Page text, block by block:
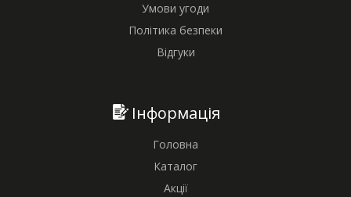
Умови угоди
Політика безпеки
Відгуки
Інформація
Головна
Каталог
Акції